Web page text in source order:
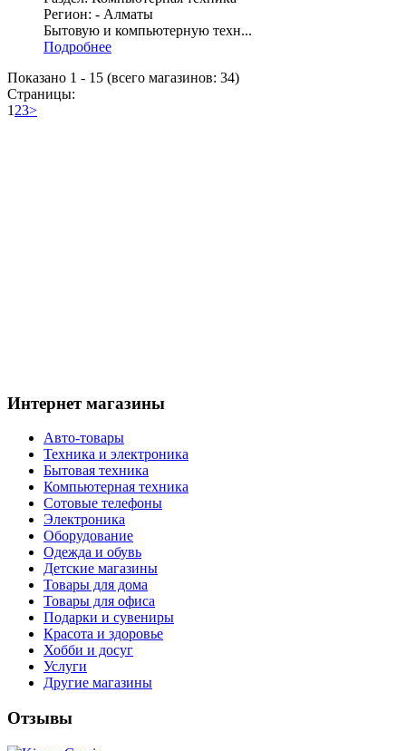
Регион: - Алматы
Бытовую и компьютерную техн...
Подробнее
Показано 1 - 15 (всего магазинов: 34)
Страницы:
1 23>
Интернет магазины
Авто-товары
Техника и электроника
Бытовая техника
Компьютерная техника
Сотовые телефоны
Электроника
Оборудование
Одежда и обувь
Детские магазины
Товары для дома
Товары для офиса
Подарки и сувениры
Красота и здоровье
Хобби и досуг
Услуги
Другие магазины
Отзывы